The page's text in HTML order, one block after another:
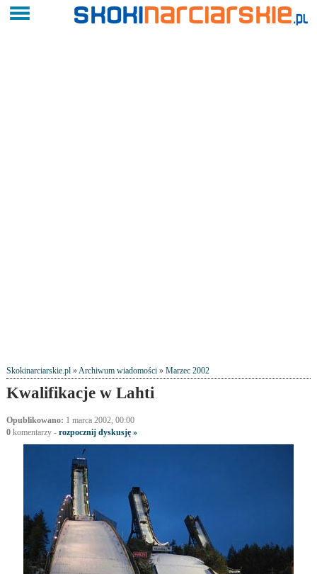
Skokinarciarskie.pl»Archiwum wiadomości» Marzec 2002
Kwalifikacje w Lahti
Opublikowano: 1 marca 2002, 00:00
0komentarzy - rozpocznij dyskusję »